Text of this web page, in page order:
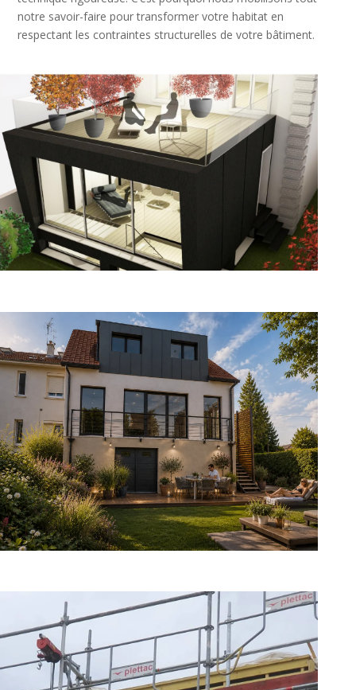
notre savoir-faire pour transformer votre habitat en
respectant les contraintes structurelles de votre bâtiment.